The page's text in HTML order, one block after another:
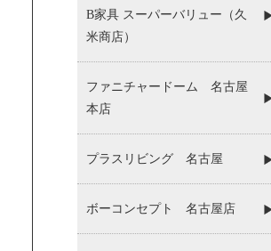
B家具 スーパーバリュー（久
米商店）
ファニチャードーム 名古屋
本店
プラスリビング 名古屋
ボーコンセプト 名古屋店